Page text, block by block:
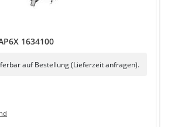
1634100
auf Bestellung (Lieferzeit anfragen).